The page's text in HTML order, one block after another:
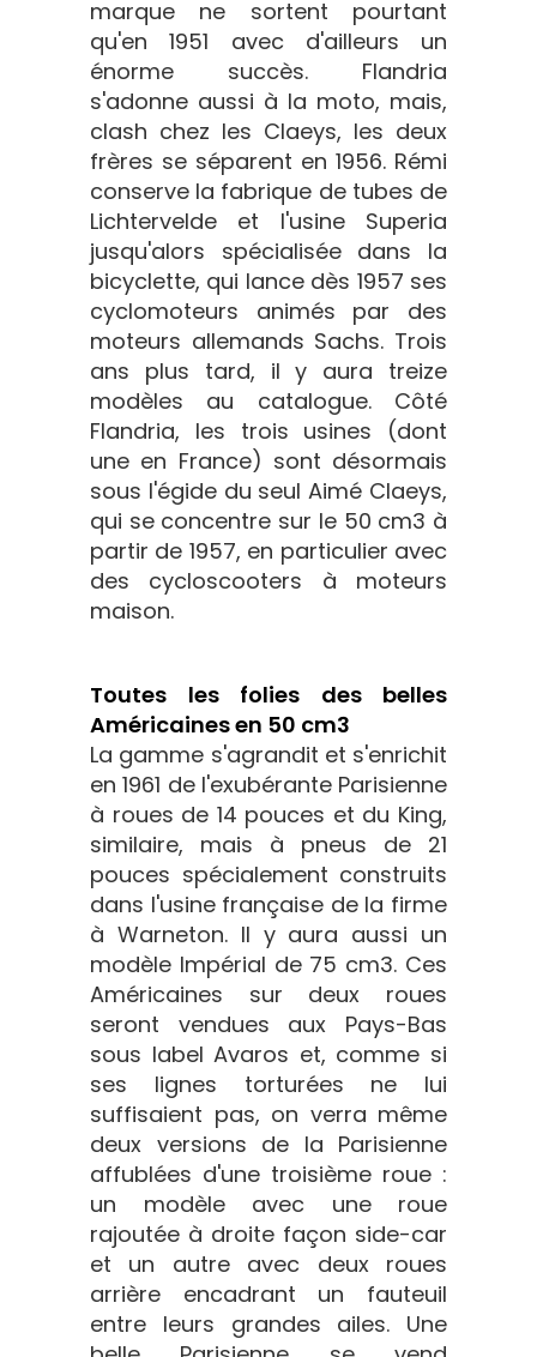
marque ne sortent pourtant
qu'en 1951 avec d'ailleurs un
énorme succès. Flandria
s'adonne aussi à la moto, mais,
clash chez les Claeys, les deux
frères se séparent en 1956. Rémi
conserve la fabrique de tubes de
Lichtervelde et l'usine Superia
jusqu'alors spécialisée dans la
bicyclette, qui lance dès 1957 ses
cyclomoteurs animés par des
moteurs allemands Sachs. Trois
ans plus tard, il y aura treize
modèles au catalogue. Côté
Flandria, les trois usines (dont
une en France) sont désormais
sous l'égide du seul Aimé Claeys,
qui se concentre sur le 50 cm3 à
partir de 1957, en particulier avec
des cycloscooters à moteurs
maison.
Toutes les folies des belles
Américaines en 50 cm3
La gamme s'agrandit et s'enrichit
en 1961 de l'exubérante Parisienne
à roues de 14 pouces et du King,
similaire, mais à pneus de 21
pouces spécialement construits
dans l'usine française de la firme
à Warneton. Il y aura aussi un
modèle Impérial de 75 cm3. Ces
Américaines sur deux roues
seront vendues aux Pays-Bas
sous label Avaros et, comme si
ses lignes torturées ne lui
suffisaient pas, on verra même
deux versions de la Parisienne
affublées d'une troisième roue :
un modèle avec une roue
rajoutée à droite façon side-car
et un autre avec deux roues
arrière encadrant un fauteuil
entre leurs grandes ailes. Une